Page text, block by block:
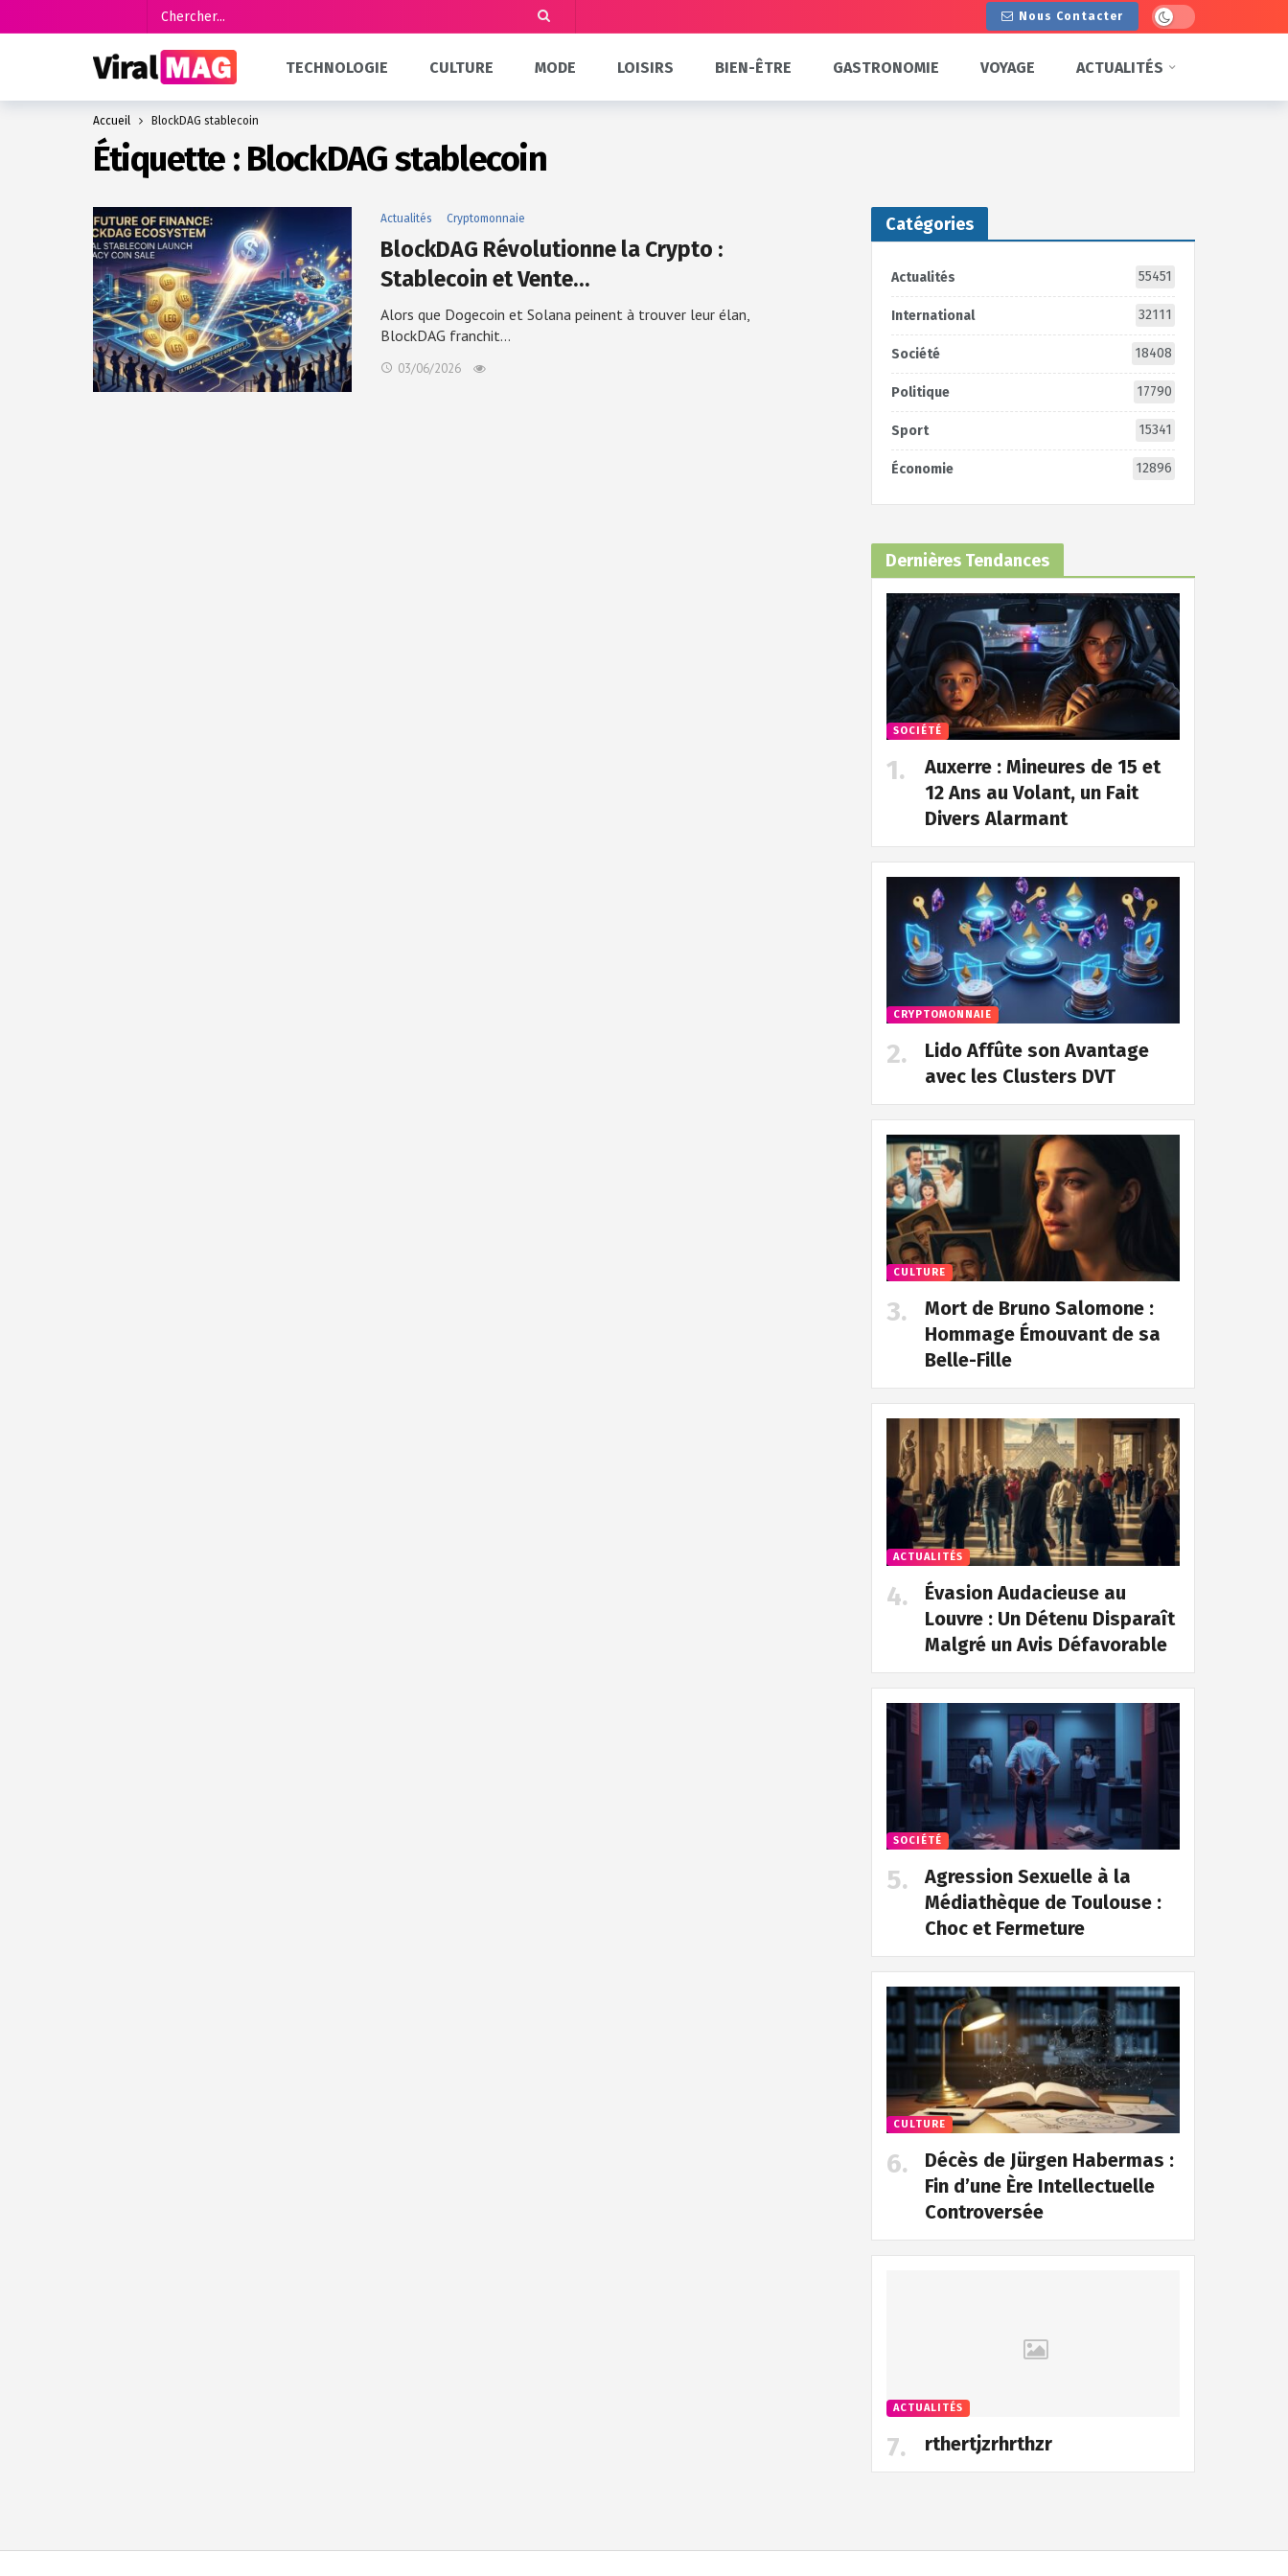
Nous Contacter Dark mode
TECHNOLOGIE CULTURE MODE LOISIRS BIEN-ÊTRE GASTRONOMIE VOYAGE ACTUALITÉS
Accueil BlockDAG stablecoin
Étiquette : BlockDAG stablecoin
Actualités Cryptomonnaie
BlockDAG Révolutionne la Crypto :
Stablecoin et Vente…
Alors que Dogecoin et Solana peinent à trouver leur élan,
BlockDAG franchit…
03/06/2026
Catégories
Actualités 55451
International 32111
Société 18408
Politique 17790
Sport 15341
Économie 12896
Dernières Tendances
SOCIÉTÉ
Auxerre : Mineures de 15 et
12 Ans au Volant, un Fait
Divers Alarmant
CRYPTOMONNAIE
Lido Affûte son Avantage
avec les Clusters DVT
CULTURE
Mort de Bruno Salomone :
Hommage Émouvant de sa
Belle-Fille
ACTUALITÉS
Évasion Audacieuse au
Louvre : Un Détenu Disparaît
Malgré un Avis Défavorable
SOCIÉTÉ
Agression Sexuelle à la
Médiathèque de Toulouse :
Choc et Fermeture
CULTURE
Décès de Jürgen Habermas :
Fin d’une Ère Intellectuelle
Controversée
ACTUALITÉS
rthertjzrhrthzr